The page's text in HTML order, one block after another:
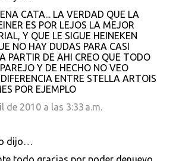
CATA... LA VERDAD QUE LA
ES POR LEJOS LA MEJOR
Y QUE LE SIGUE HEINEKEN
NO HAY DUDAS PARA CASI
PARTIR DE AHI CREO QUE TODO
Y DE HECHO NO VEO
ENTRE STELLA ARTOIS
POR EJEMPLO
de 2010 a las 3:33 a.m.
dijo…